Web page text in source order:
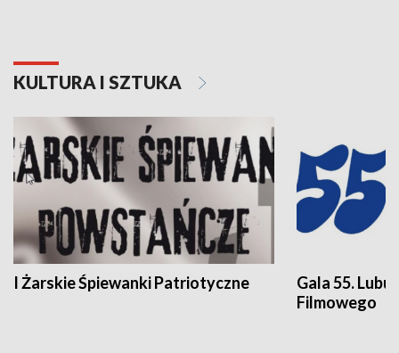
KULTURA I SZTUKA
I Żarskie Śpiewanki Patriotyczne
Gala 55.
Filmowego